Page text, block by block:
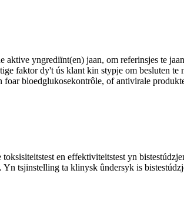
aktive yngrediïnt(en) jaan, om referinsjes te
faktor dy't ús klant kin stypje om besluten
bloedglukosekontrôle, of antivirale
en effektiviteitstest yn
tsjinstelling ta klinysk ûndersyk is